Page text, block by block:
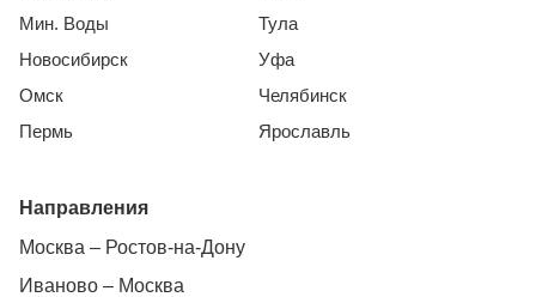
Мин. Воды
Новосибирск
Омск
Пермь
Тула
Уфа
Челябинск
Ярославль
Направления
Москва – Ростов-на-Дону
Иваново – Москва